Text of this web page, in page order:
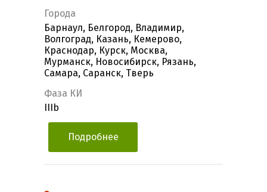
Города
Барнаул, Белгород, Владимир,
Волгоград, Казань, Кемерово,
Краснодар, Курск, Москва,
Мурманск, Новосибирск, Рязань,
Самара, Саранск, Тверь
Фаза КИ
IIIb
Подробнее